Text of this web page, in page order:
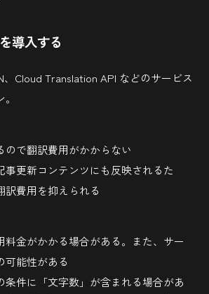
ィング
導入する
Cloud Translation API などのサービス
ので翻訳費用がかからない
事更新コンテンツにも反映されるた
訳費用を抑えられる
料金がかかる場合がある。また、サー
可能性がある
条件に「文字数」が含まれる場合があ